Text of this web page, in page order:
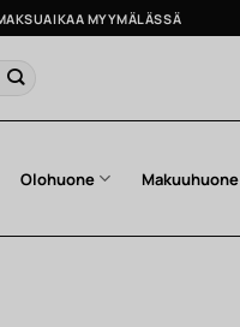
MYYMÄLÄSSÄ
Olohuone Makuuhuone